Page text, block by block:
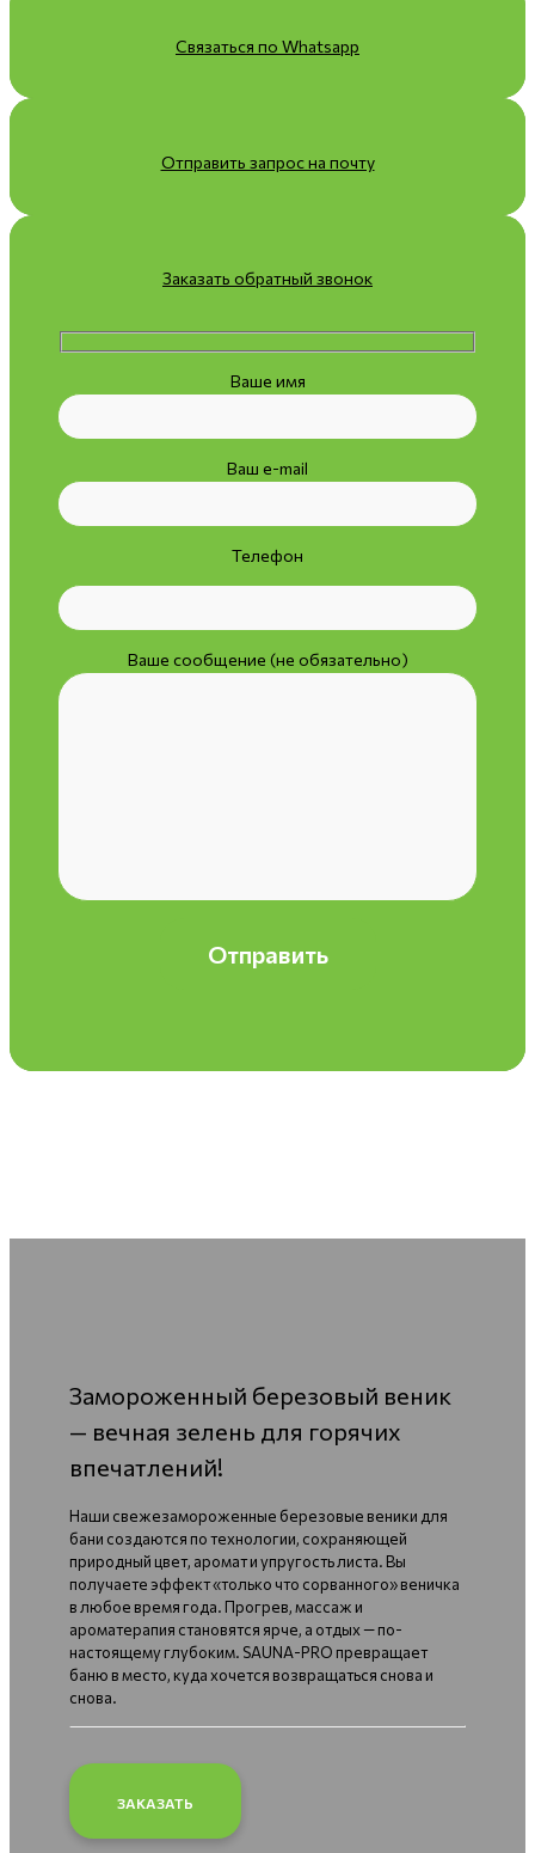
Связаться по Whatsapp
Отправить запрос на почту
Заказать обратный звонок
Ваше имя
Ваш e-mail
Телефон
Ваше сообщение (не обязательно)
Замороженный березовый веник
— вечная зелень для горячих
впечатлений!
Наши свежезамороженные березовые веники для
бани создаются по технологии, сохраняющей
природный цвет, аромат и упругость листа. Вы
получаете эффект «только что сорванного» веничка
в любое время года. Прогрев, массаж и
ароматерапия становятся ярче, а отдых — по-
настоящему глубоким. SAUNA-PRO превращает
баню в место, куда хочется возвращаться снова и
снова.
ЗАКАЗАТЬ